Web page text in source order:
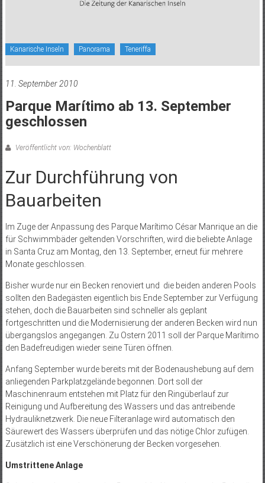
Kanarische Inseln Panorama Teneriffa
11. September 2010
Parque Marítimo ab 13. September
geschlossen
Veröffentlicht von: Wochenblatt
Zur Durchführung von
Bauarbeiten
Im Zuge der Anpassung des Parque Marítimo César Manrique an die
für Schwimmbäder geltenden Vorschriften, wird die beliebte Anlage
in Santa Cruz am Montag, den 13. September, erneut für mehrere
Monate geschlossen.
Bisher wurde nur ein Becken renoviert und die beiden anderen Pools
sollten den Badegästen eigentlich bis Ende September zur Verfügung
stehen, doch die Bauarbeiten sind schneller als geplant
fortgeschritten und die Modernisierung der anderen Becken wird nun
übergangslos angegangen. Zu Ostern 2011 soll der Parque Marítimo
den Badefreudigen wieder seine Türen öffnen.
Anfang September wurde bereits mit der Bodenaushebung auf dem
anliegenden Parkplatzgelände begonnen. Dort soll der
Maschinenraum entstehen mit Platz für den Ringüberlauf zur
Reinigung und Aufbereitung des Wassers und das antreibende
Hydrau­liknetzwerk. Die neue Filteranlage wird automatisch den
Säurewert des Wassers überprüfen und das nötige Chlor zufügen.
Zusätzlich ist eine Verschönerung der Becken vorgesehen.
Umstrittene Anlage